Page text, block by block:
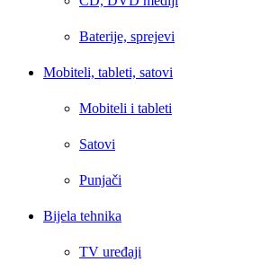
Baterije, sprejevi
Mobiteli, tableti, satovi
Mobiteli i tableti
Satovi
Punjači
Bijela tehnika
TV uređaji